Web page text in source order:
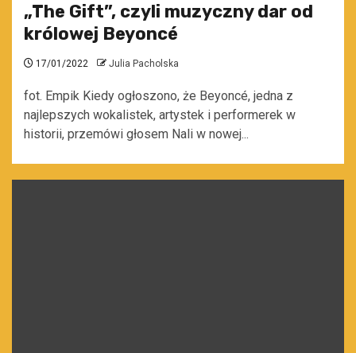
„The Gift”, czyli muzyczny dar od
królowej Beyoncé
17/01/2022 Julia Pacholska
fot. Empik Kiedy ogłoszono, że Beyoncé, jedna z
najlepszych wokalistek, artystek i performerek w
historii, przemówi głosem Nali w nowej...